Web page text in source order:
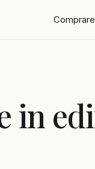
Comprare
in